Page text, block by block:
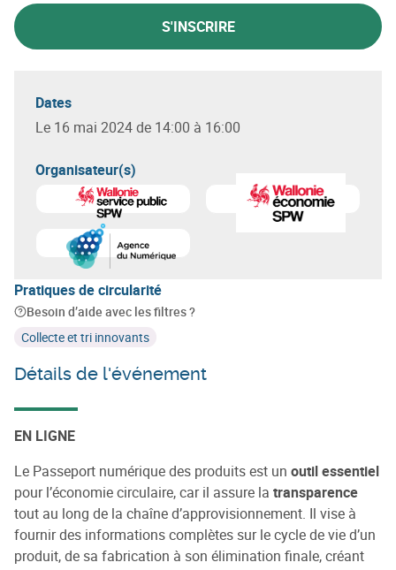
S'INSCRIRE
Dates
Le 16 mai 2024 de 14:00 à 16:00
Organisateur(s)
En savoir plus surSPW Secrétariat Général - Direction
En savoir plus surSPW
En savoir plus surAgence du Numérique
Pratiques de circularité
Besoin d’aide avec les filtres ?
Collecte et tri innovants
Détails de l'événement
EN LIGNE
Le Passeport numérique des produits est un outil essentiel
pour l’économie circulaire, car il assure la transparence
tout au long de la chaîne d’approvisionnement. Il vise à
fournir des informations complètes sur le cycle de vie d’un
produit, de sa fabrication à son élimination finale, créant